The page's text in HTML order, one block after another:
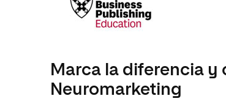
Marca la diferencia
Neuromarketing